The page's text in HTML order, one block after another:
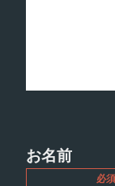
お名前
必須